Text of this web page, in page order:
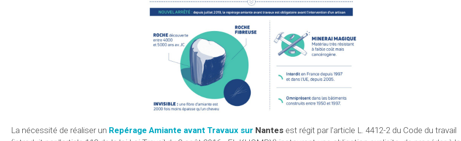
La nécessité de réaliser un Repérage Amiante avant Travaux sur Nantes est régit par l'article L. 4412-2 du Code du travail